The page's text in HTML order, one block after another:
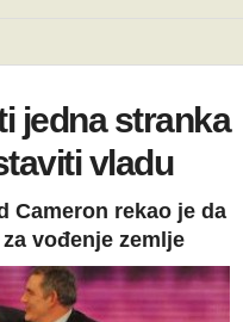
jedna stranka
vladu
Cameron rekao je da
vođenje zemlje